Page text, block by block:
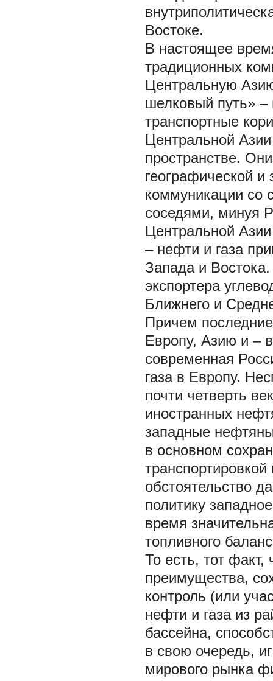
Востоке.
В настоящее
традиционных
Центральную
шелковый путь» –
транспортные
Центральной
пространстве.
географической
коммуникации со
соседями, минуя
Центральной
– нефти и газа
Запада и
экспортера
Ближнего и
Причем
Европу, Азию и –
современная
газа в Европу.
почти четверть
иностранных
западные
в основном
обстоятельство
политику
время
топливного
То есть, тот факт,
преимущества,
контроль (или
нефти и газа из
бассейна,
в свою очередь,
мирового рынка